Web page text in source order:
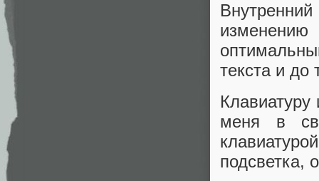
текста и до
меня в
подсветка,